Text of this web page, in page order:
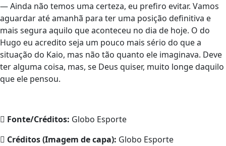
— Ainda não temos uma certeza, eu prefiro evitar. Vamos
aguardar até amanhã para ter uma posição definitiva e
mais segura aquilo que aconteceu no dia de hoje. O do
Hugo eu acredito seja um pouco mais sério do que a
situação do Kaio, mas não tão quanto ele imaginava. Deve
ter alguma coisa, mas, se Deus quiser, muito longe daquilo
que ele pensou.
Fonte/Créditos: Globo Esporte
Créditos (Imagem de capa): Globo Esporte